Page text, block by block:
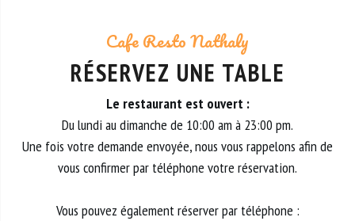
Cafe Resto Nathaly
RÉSERVEZ UNE TABLE
Le restaurant est ouvert :
Du lundi au dimanche de 10:00 am à 23:00 pm.
Une fois votre demande envoyée, nous vous rappelons afin de
vous confirmer par téléphone votre réservation.
Vous pouvez également réserver par téléphone :